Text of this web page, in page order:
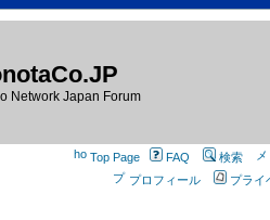
Network Japan Forum
Top Page FAQ
検索
プロフィール
プライ